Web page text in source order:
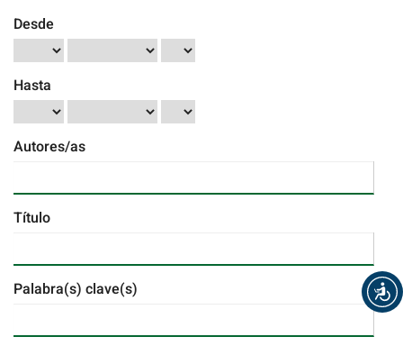
Desde
Hasta
Autores/as
Título
Palabra(s) clave(s)